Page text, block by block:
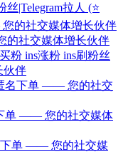
|Telegram拉人 (⭐
的社交媒体增长伙伴
的社交媒体增长伙伴
粉 ins涨粉 ins刷粉丝
伙伴
名下单 —— 您的社交
单 —— 您的社交媒体
下单 —— 您的社交媒